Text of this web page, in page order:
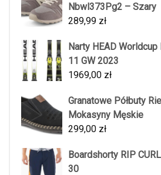
Nbwl373Pg2 – Szary
289,99 zł
Narty HEAD
11 GW 2023
1969,00 zł
Granatowe Półbuty
Mokasyny Męskie
299,00 zł
Boardshorty RIP
30